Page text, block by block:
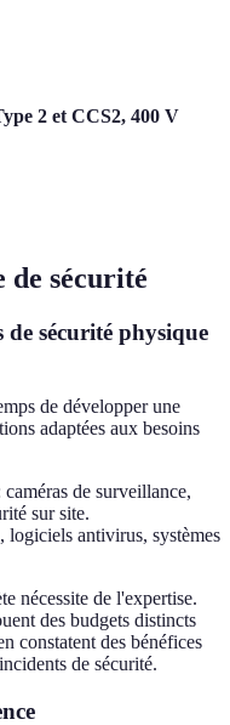
2 et CCS2, 400 V
de sécurité
sécurité physique
de développer une
adaptées aux besoins
caméras de surveillance,
sur site.
logiciels antivirus, systèmes
nécessite de l'expertise.
des budgets distincts
constatent des bénéfices
de sécurité.